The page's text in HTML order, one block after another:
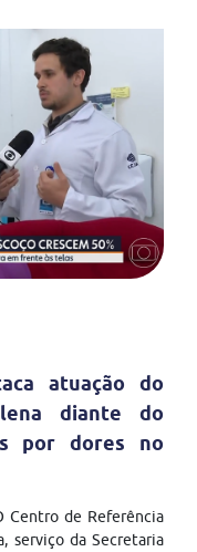
atuação do
diante do
por dores no
Centro de Referência
serviço da Secretaria